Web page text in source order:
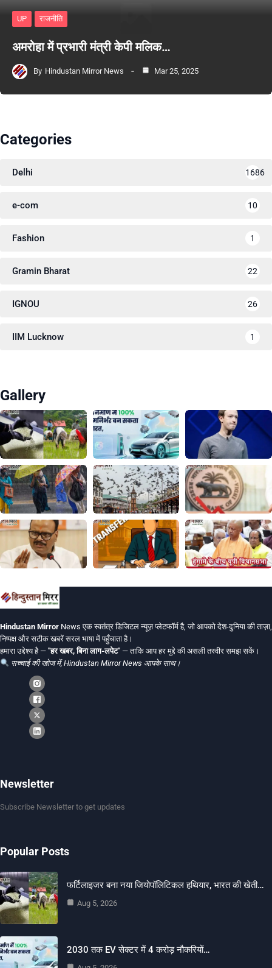
UP राजनीति
अमरोहा में प्रभारी मंत्री केपी मलिक…
By Hindustan Mirror News Mar 25, 2025
Categories
Delhi 1686
e-com 10
Fashion 1
Gramin Bharat 22
IGNOU 26
IIM Lucknow 1
Gallery
Hindustan Mirror News एक स्वतंत्र डिजिटल न्यूज़ प्लेटफॉर्म है, जो आपको देश-दुनिया की ताज़ा,
निष्पक्ष और सटीक खबरें सरल भाषा में पहुँचाता है।
हमारा उद्देश्य है — "हर खबर, बिना लाग-लपेट" — ताकि आप हर मुद्दे की असली तस्वीर समझ सकें।
सच्चाई की खोज में, Hindustan Mirror News आपके साथ।
Newsletter
Subscribe Newsletter to get updates
Popular Posts
फर्टिलाइजर बना नया जियोपॉलिटिकल हथियार, भारत की खेती…
Aug 5, 2026
2030 तक EV सेक्टर में 4 करोड़ नौकरियों…